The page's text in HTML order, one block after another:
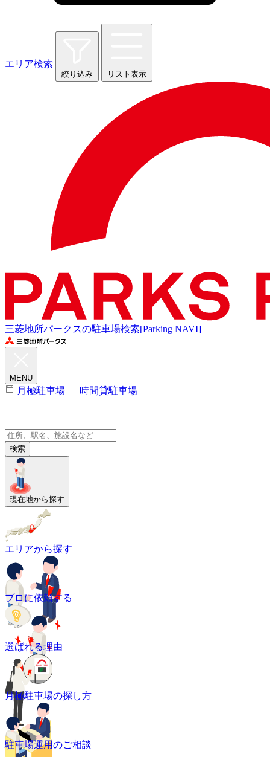
エリア検索
絞り込み リスト表示
三菱地所パークスの駐車場検索[Parking NAVI]
MENU
月極駐車場 時間貸駐車場
検索
現在地から探す
エリアから探す
プロに依頼する
選ばれる理由
月極駐車場の探し方
駐車場運用のご相談